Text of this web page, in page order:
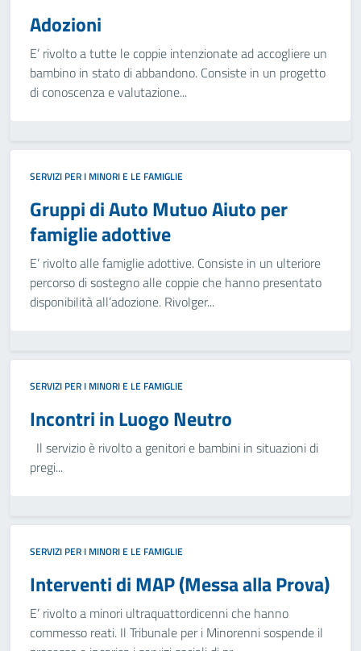
Adozioni
E’ rivolto a tutte le coppie intenzionate ad accogliere un
bambino in stato di abbandono. Consiste in un progetto
di conoscenza e valutazione...
SERVIZI PER I MINORI E LE FAMIGLIE
Gruppi di Auto Mutuo Aiuto per
famiglie adottive
E’ rivolto alle famiglie adottive. Consiste in un ulteriore
percorso di sostegno alle coppie che hanno presentato
disponibilità all’adozione. Rivolger...
SERVIZI PER I MINORI E LE FAMIGLIE
Incontri in Luogo Neutro
Il servizio è rivolto a genitori e bambini in situazioni di
pregi...
SERVIZI PER I MINORI E LE FAMIGLIE
Interventi di MAP (Messa alla Prova)
E’ rivolto a minori ultraquattordicenni che hanno
commesso reati. Il Tribunale per i Minorenni sospende il